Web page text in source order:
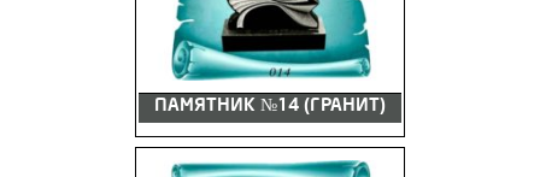
ПАМЯТНИК №14 (ГРАНИТ)